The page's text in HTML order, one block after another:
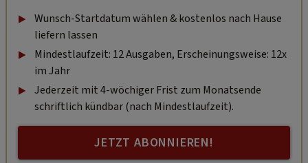
Wunsch-Startdatum wählen & kostenlos nach Hause
liefern lassen
Mindestlaufzeit: 12 Ausgaben, Erscheinungsweise: 12x
im Jahr
Jederzeit mit 4-wöchiger Frist zum Monatsende
schriftlich kündbar (nach Mindestlaufzeit).
JETZT ABONNIEREN!